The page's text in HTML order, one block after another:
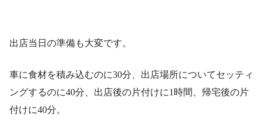
出店当日の準備も大変です。
車に食材を積み込むのに30分、出店場所についてセッティ
ングするのに40分、出店後の片付けに1時間、帰宅後の片
付けに40分。